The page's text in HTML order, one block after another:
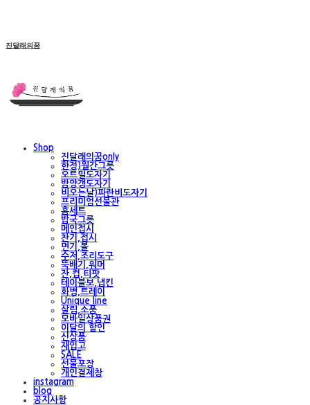
진달래의꿈
Shop
진달래의꿈only
한정)월간그릇
오트밀도자기
밤양갱도자기
비오는날)파란비도자기
프리미엄선물관
홈세트
밥국그릇
메인접시
찬기,접시
면기,볼
수저,조리도구
뚝배기,워머
잔,컵,티팟
테이블보,냅킨
화병,트레이
Unique line
살림,소품
모바일상품권
이달의 할인
신상품
재입고
SALE
선물포장
개인결제창
instagram
blog
공지사항